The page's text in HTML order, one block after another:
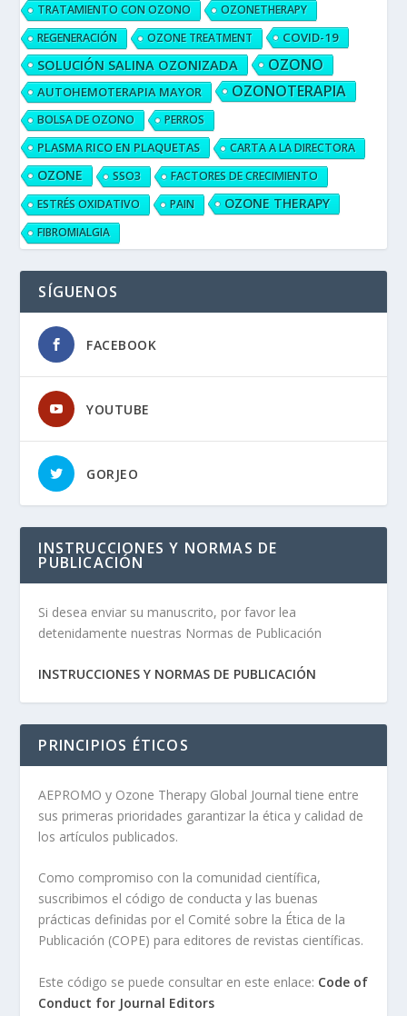
TRATAMIENTO CON OZONO
OZONETHERAPY
REGENERACIÓN
OZONE TREATMENT COVID-19
SOLUCIÓN SALINA OZONIZADA OZONO
AUTOHEMOTERAPIA MAYOR OZONOTERAPIA
BOLSA DE OZONO PERROS
PLASMA RICO EN PLAQUETAS CARTA A LA DIRECTORA
OZONE SSO3
FACTORES DE CRECIMIENTO
ESTRÉS OXIDATIVO
PAIN OZONE THERAPY
FIBROMIALGIA
SÍGUENOS
FACEBOOK
YOUTUBE
GORJEO
INSTRUCCIONES Y NORMAS DE
PUBLICACIÓN
Si desea enviar su manuscrito, por favor lea
detenidamente nuestras Normas de Publicación
INSTRUCCIONES Y NORMAS DE PUBLICACIÓN
PRINCIPIOS ÉTICOS
AEPROMO y Ozone Therapy Global Journal tiene entre
sus primeras prioridades garantizar la ética y calidad de
los artículos publicados.
Como compromiso con la comunidad científica,
suscribimos el código de conducta y las buenas
prácticas definidas por el Comité sobre la Ética de la
Publicación (COPE) para editores de revistas científicas.
Este código se puede consultar en este enlace: Code of
Conduct for Journal Editors